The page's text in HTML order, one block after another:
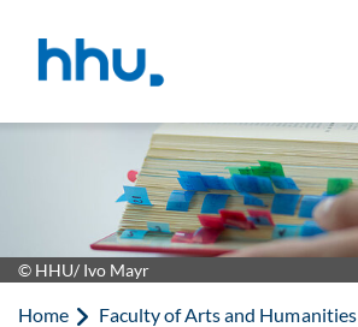
© HHU/ Ivo Mayr
Home Faculty of Arts and Humanities